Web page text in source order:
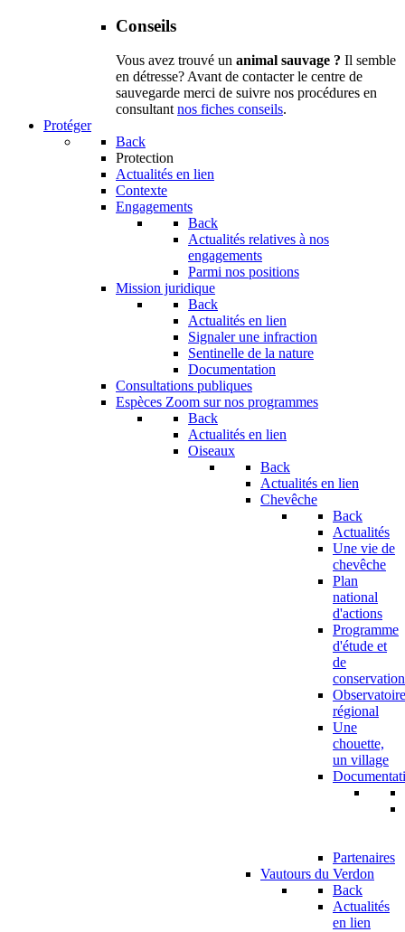
Conseils
Vous avez trouvé un animal sauvage ? Il semble
en détresse? Avant de contacter le centre de
sauvegarde merci de suivre nos procédures en
consultantnos fiches conseils.
Protéger
Back
Protection
Actualités en lien
Contexte
Engagements
Back
Actualités relatives à nos
engagements
Parmi nos positions
Mission juridique
Back
Actualités en lien
Signaler une infraction
Sentinelle de la nature
Documentation
Consultations publiques
Espèces Zoom sur nos programmes
Back
Actualités en lien
Oiseaux
Back
Actualités en lien
Chevêche
Back
Actualités
Une vie de
chevêche
Plan
national
d'actions
Programme
d'étude et
de
conservation
Observatoire
régional
Une
chouette,
un village
Partenaires
Vautours du Verdon
Back
Actualités
en lien